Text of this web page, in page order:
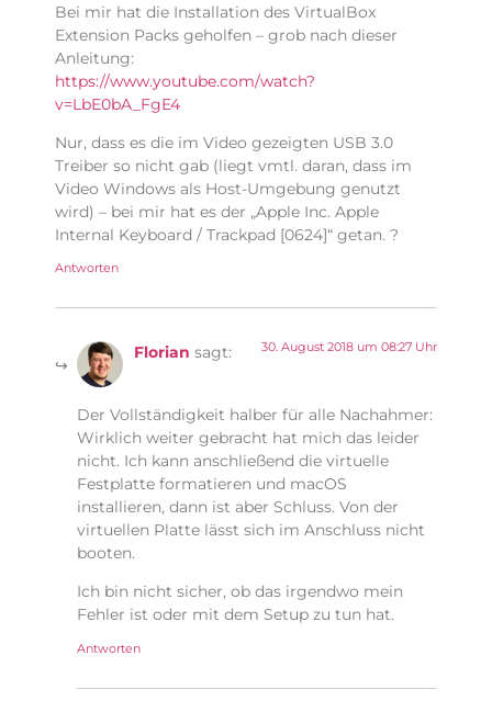
Bei mir hat die Installation des VirtualBox
Extension Packs geholfen – grob nach dieser
Anleitung:
https://www.youtube.com/watch?
v=LbE0bA_FgE4
Nur, dass es die im Video gezeigten USB 3.0
Treiber so nicht gab (liegt vmtl. daran, dass im
Video Windows als Host-Umgebung genutzt
wird) – bei mir hat es der „Apple Inc. Apple
Internal Keyboard / Trackpad [0624]“ getan. ?
Antworten
Florian sagt: 30. August 2018 um 08:27 Uhr
Der Vollständigkeit halber für alle Nachahmer:
Wirklich weiter gebracht hat mich das leider
nicht. Ich kann anschließend die virtuelle
Festplatte formatieren und macOS
installieren, dann ist aber Schluss. Von der
virtuellen Platte lässt sich im Anschluss nicht
booten.
Ich bin nicht sicher, ob das irgendwo mein
Fehler ist oder mit dem Setup zu tun hat.
Antworten